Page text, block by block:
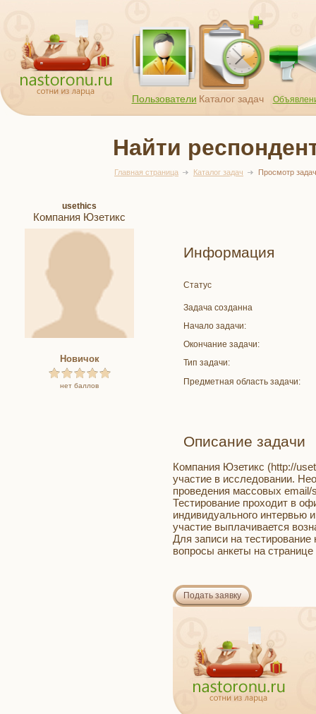
Пользователи Каталог задач
Найти
Главная страница Каталог задач Просмотр
usethics
Компания Юзетикс
Новичок
нет баллов
Информация
Статус
Задача созданна
Начало задачи:
Окончание задачи:
Тип задачи:
Предметная область задачи:
Описание задачи
Компания Юзетикс (http://
участие в исследовании.
проведения массовых
Тестирование проходит в
индивидуального интервью
участие выплачивается
Для записи на тестирование
вопросы анкеты на
Подать заявку